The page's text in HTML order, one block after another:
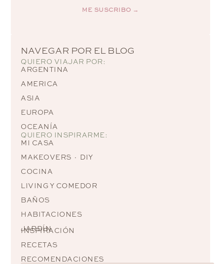
ME SUSCRIBO →
NAVEGAR POR EL BLOG
QUIERO VIAJAR POR:
ARGENTINA
AMERICA
ASIA
EUROPA
OCEANÍA
QUIERO INSPIRARME:
MI CASA
MAKEOVERS · DIY
COCINA
LIVING Y COMEDOR
BAÑOS
HABITACIONES
JARDÍN
INSPIRACIÓN
RECETAS
RECOMENDACIONES